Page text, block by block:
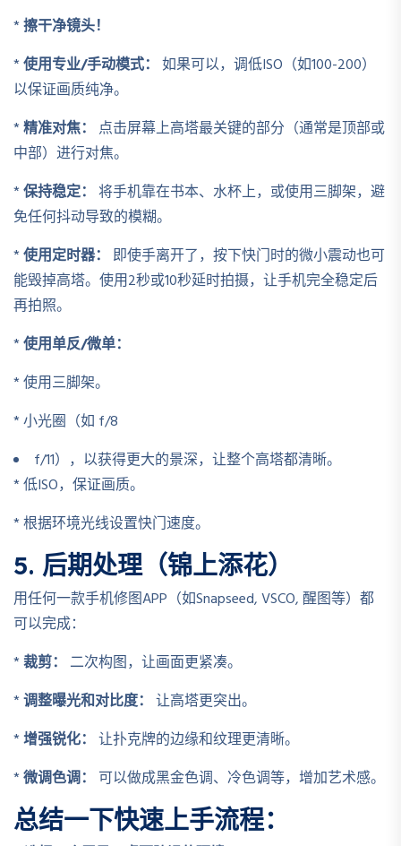
*擦干净镜头！
*使用专业/手动模式： 如果可以，调低ISO（如100-200）
以保证画质纯净。
*精准对焦： 点击屏幕上高塔最关键的部分（通常是顶部或
中部）进行对焦。
*保持稳定： 将手机靠在书本、水杯上，或使用三脚架，避
免任何抖动导致的模糊。
*使用定时器： 即使手离开了，按下快门时的微小震动也可
能毁掉高塔。使用2秒或10秒延时拍摄，让手机完全稳定后
再拍照。
*使用单反/微单：
* 使用三脚架。
* 小光圈（如 f/8
f/11），以获得更大的景深，让整个高塔都清晰。
* 低ISO，保证画质。
* 根据环境光线设置快门速度。
5. 后期处理（锦上添花）
用任何一款手机修图APP（如Snapseed, VSCO, 醒图等）都
可以完成：
*裁剪： 二次构图，让画面更紧凑。
*调整曝光和对比度： 让高塔更突出。
*增强锐化： 让扑克牌的边缘和纹理更清晰。
*微调色调： 可以做成黑金色调、冷色调等，增加艺术感。
总结一下快速上手流程：